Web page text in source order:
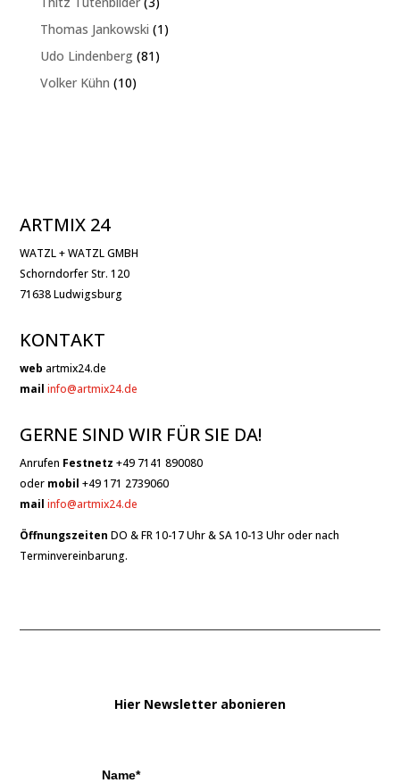
Produkte
Thomas Jankowski 11
Udo Lindenberg 8181
Volker Kühn 1010
ARTMIX 24
WATZL + WATZL GMBH
Schorndorfer Str. 120
71638 Ludwigsburg
KONTAKT
web artmix24.de
mail info@artmix24.de
GERNE SIND WIR FÜR SIE DA!
Anrufen Festnetz +49 7141 890080
oder mobil +49 171 2739060
mailinfo@artmix24.de
Öffnungszeiten DO & FR 10-17 Uhr & SA 10-13 Uhr oder nach
Terminvereinbarung.
Hier Newsletter abonieren
Name*